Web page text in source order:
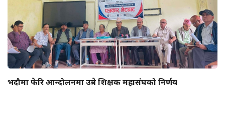
भदौमा फेरि आन्दोलनमा उत्रने शिक्षक महासंघको निर्णय